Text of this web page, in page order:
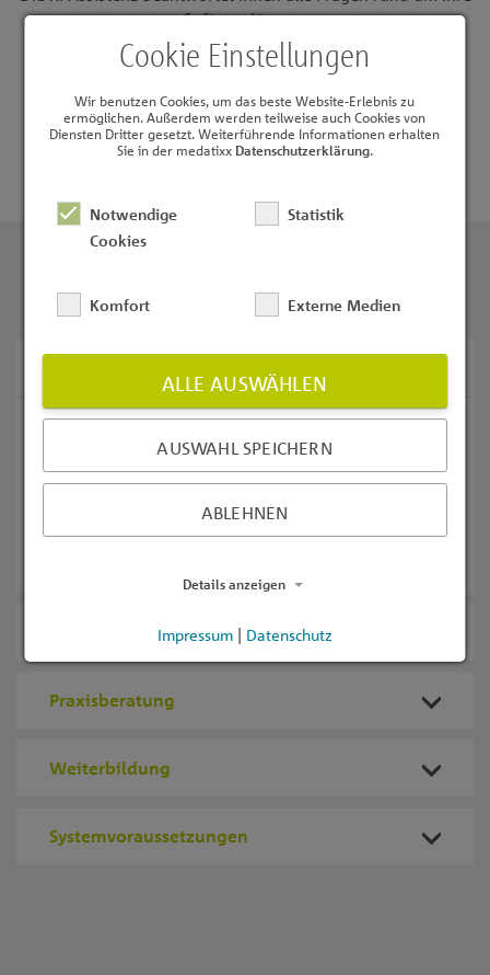
Softwarelösung.
Weitere Informationen
nicht nur für einen reibungslosen Praxisablauf,
sondern helfen Fachärzten auch dabei, ihre
Arbeitserleichterung für das gesamte Praxisteam
Partner in der Nähe
Praxisberatung
Weiterbildung
Systemvoraussetzungen
Cookie Einstellungen
Wir benutzen Cookies, um das beste Website-Erlebnis zu
ermöglichen. Außerdem werden teilweise auch Cookies von
Diensten Dritter gesetzt. Weiterführende Informationen erhalten
Sie in der medatixx Datenschutzerklärung.
Notwendige
Cookies
Statistik
Komfort Externe Medien
ALLE AUSWÄHLEN
AUSWAHL SPEICHERN
ABLEHNEN
Details anzeigen
Impressum Datenschutz